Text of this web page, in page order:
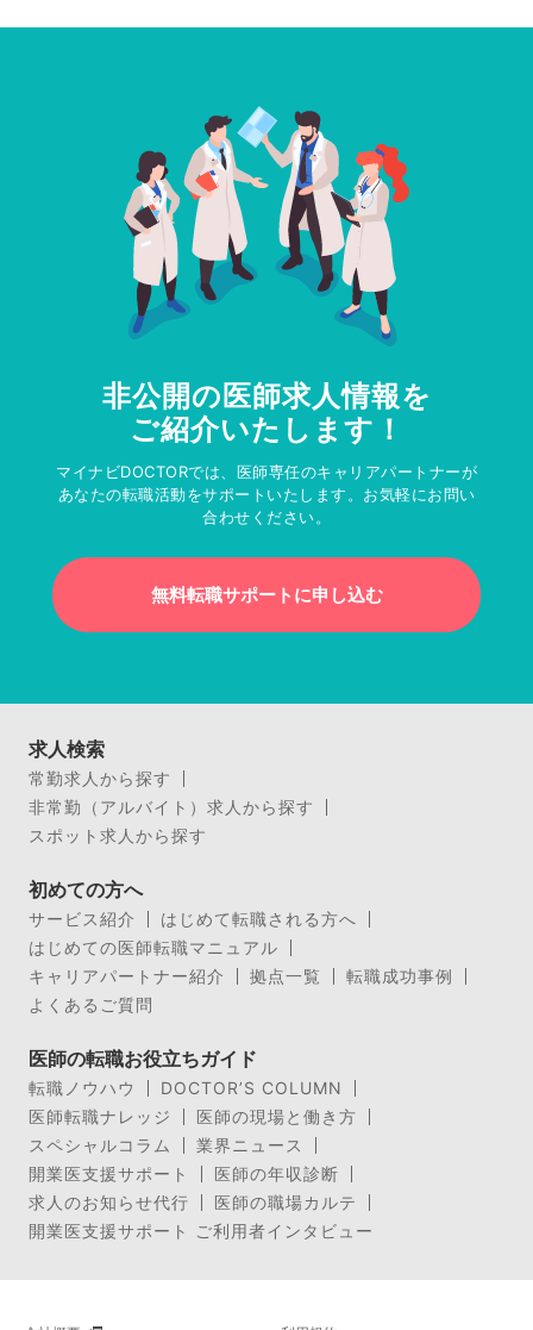
非公開の医師求人情報を
ご紹介いたします！
マイナビDOCTORでは、医師専任のキャリアパートナーが
あなたの転職活動をサポートいたします。お気軽にお問い
合わせください。
無料転職サポートに申し込む
求人検索
常勤求人から探す
非常勤（アルバイト）求人から探す
スポット求人から探す
初めての方へ
サービス紹介
はじめて転職される方へ
はじめての医師転職マニュアル
キャリアパートナー紹介
拠点一覧
転職成功事例
よくあるご質問
医師の転職お役立ちガイド
転職ノウハウ
DOCTOR’S COLUMN
医師転職ナレッジ
医師の現場と働き方
スペシャルコラム
業界ニュース
開業医支援サポート
医師の年収診断
求人のお知らせ代行
医師の職場カルテ
開業医支援サポート ご利用者インタビュー